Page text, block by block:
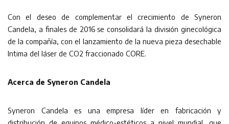
Con el deseo de complementar el crecimiento de Syneron
Candela, a finales de 2016 se consolidará la división ginecológica
de la compañía, con el lanzamiento de la nueva pieza desechable
Intima del láser de CO2 fraccionado CORE.
Acerca de Syneron Candela
Syneron Candela es una empresa líder en fabricación y